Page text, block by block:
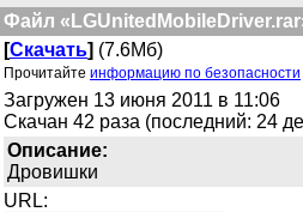
Файл
[Скачать] (7.6Мб)
Прочитайте информацию по безопасности
Загружен 13 июня 2011 в 11:06
Скачан 42 раза (последний: 24
Описание:
Дровишки
URL: